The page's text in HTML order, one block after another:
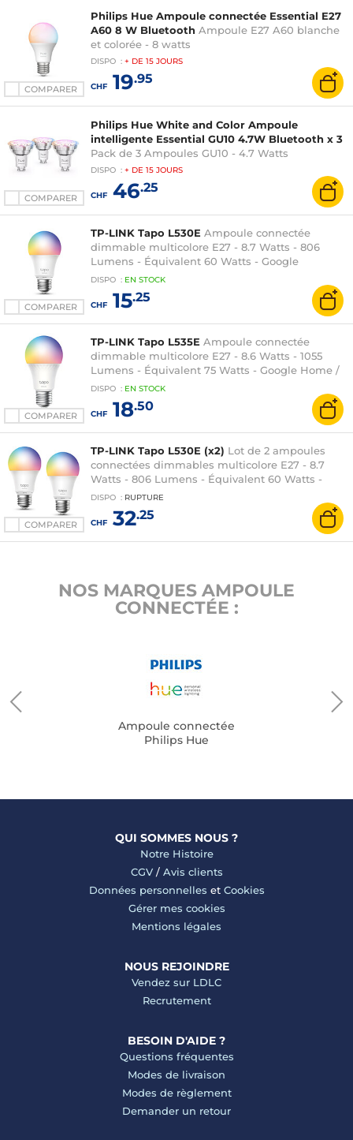
COMPARER
Philips Hue Ampoule connectée Essential E27
A60 8 W Bluetooth Ampoule E27 A60 blanche
et colorée - 8 watts
DISPO : + DE 15 JOURS
CHF19.95
COMPARER
Philips Hue White and Color Ampoule
intelligente Essential GU10 4.7W Bluetooth x 3
Pack de 3 Ampoules GU10 - 4.7 Watts
DISPO : + DE 15 JOURS
CHF46.25
COMPARER
TP-LINK Tapo L530E Ampoule connectée
dimmable multicolore E27 - 8.7 Watts - 806
Lumens - Équivalent 60 Watts - Google
Assistant / Amazon Alexa
DISPO : EN STOCK
CHF15.25
COMPARER
TP-LINK Tapo L535E Ampoule connectée
dimmable multicolore E27 - 8.6 Watts - 1055
Lumens - Équivalent 75 Watts - Google Home /
Amazon Alexa / Matter
DISPO : EN STOCK
CHF18.50
COMPARER
TP-LINK Tapo L530E (x2) Lot de 2 ampoules
connectées dimmables multicolore E27 - 8.7
Watts - 806 Lumens - Équivalent 60 Watts -
Google Assistant / Amazon Alexa
DISPO : RUPTURE
CHF32.25
NOS MARQUES AMPOULE
CONNECTÉE :
Ampoule connectée
Philips Hue
QUI SOMMES NOUS ?
Notre Histoire
CGV/ Avis clients
Données personnelles et Cookies
Gérer mes cookies
Mentions légales
NOUS REJOINDRE
Vendez sur LDLC
Recrutement
BESOIN D'AIDE ?
Questions fréquentes
Modes de livraison
Modes de règlement
Demander un retour